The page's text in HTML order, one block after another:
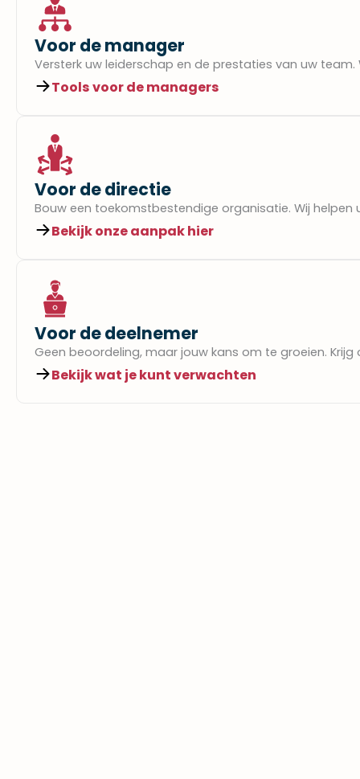
Voor de manager​
Versterk uw leiderschap en de prestaties van uw
Tools voor de managers​
Voor de directie​
Bouw een toekomstbestendige organisatie. Wij
Bekijk onze aanpak hier​
Voor de deelnemer​
Geen beoordeling, maar jouw kans om te groeien.
Bekijk wat je kunt verwachten​